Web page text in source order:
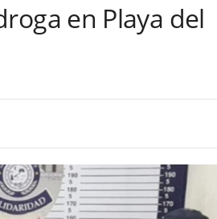
en Playa del